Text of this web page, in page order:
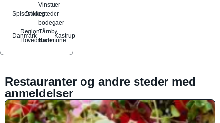
Spisesteder
Drikkesteder
Vinstuer
og
bodegaer
Danmark
Region
Hovedstaden
Tårnby
Kommune
Kastrup
Restauranter og andre steder med
anmeldelser